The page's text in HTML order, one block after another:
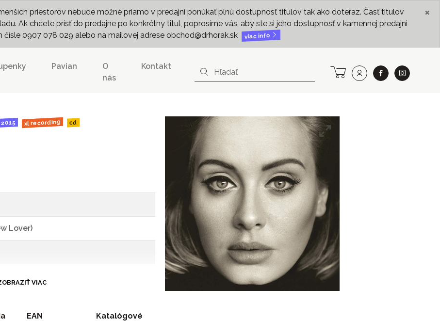
priestorov nebude možné priamo v predajni ponúkať plnú dostupnosť titulov tak ako doteraz. Časť titulov
Ak chcete prísť do predajne po konkrétny titul, poprosíme vás, aby ste si jeho dostupnosť v kamennej predajni
čísle 0907 078 029 alebo na mailovej adrese obchod@drhorak.sk
viac info
×
Pavian
O
nás
Kontakt
2015 xl recording cd
Lover)
VIAC
EAN
Katalógové